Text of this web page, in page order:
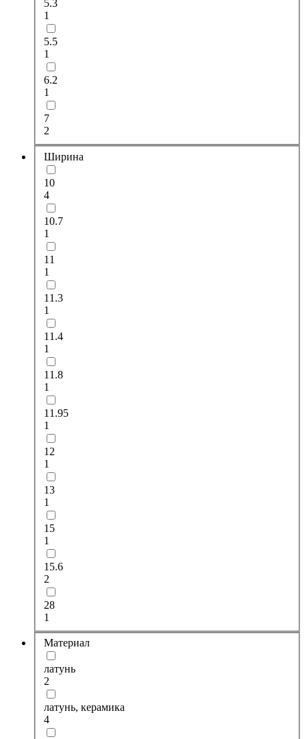
5.3
1
5.5
1
6.2
1
7
2
Ширина
10
4
10.7
1
11
1
11.3
1
11.4
1
11.8
1
11.95
1
12
1
13
1
15
1
15.6
2
28
1
Материал
латунь
2
латунь, керамика
4